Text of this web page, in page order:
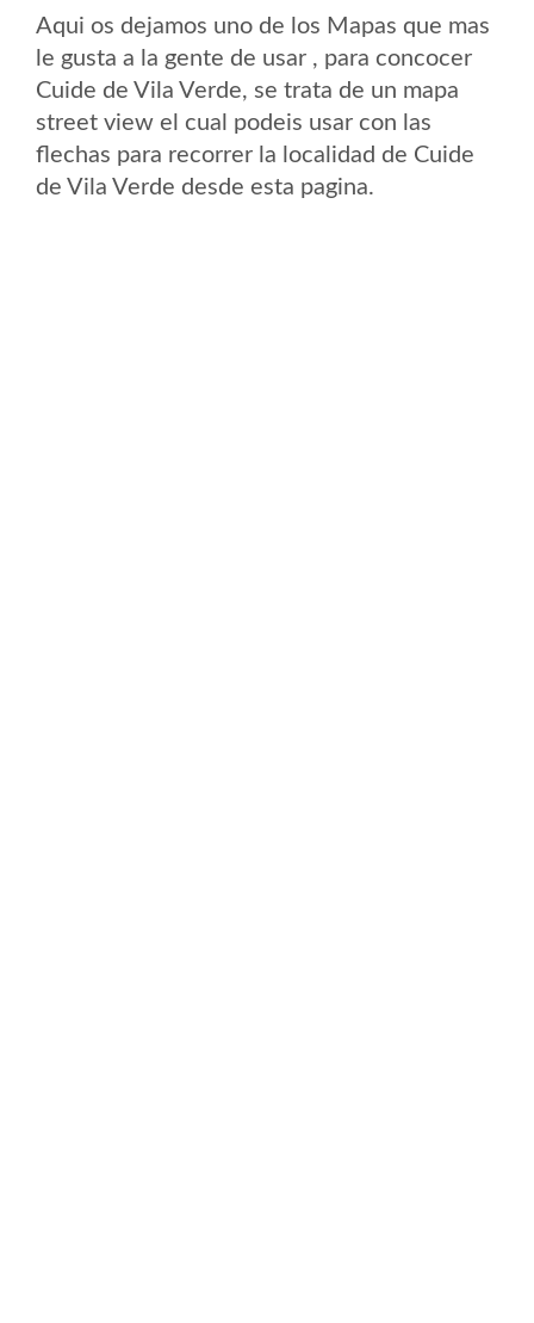
Aqui os dejamos uno de los Mapas que mas
le gusta a la gente de usar , para concocer
Cuide de Vila Verde, se trata de un mapa
street view el cual podeis usar con las
flechas para recorrer la localidad de Cuide
de Vila Verde desde esta pagina.